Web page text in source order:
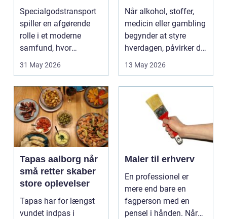
ikke rækker
Specialgodstransport
spiller en afgørende
rolle i et moderne
samfund, hvor
industrien bliver mere
31 May 2026
Når alkohol, stoffer,
medicin eller gambling
begynder at styre
hverdagen, påvirker det
ikke kun pers...
13 May 2026
Tapas aalborg når
små retter skaber
store oplevelser
Tapas har for længst
vundet indpas i
Maler til erhverv
En professionel er
mere end bare en
fagperson med en
pensel i hånden. Når